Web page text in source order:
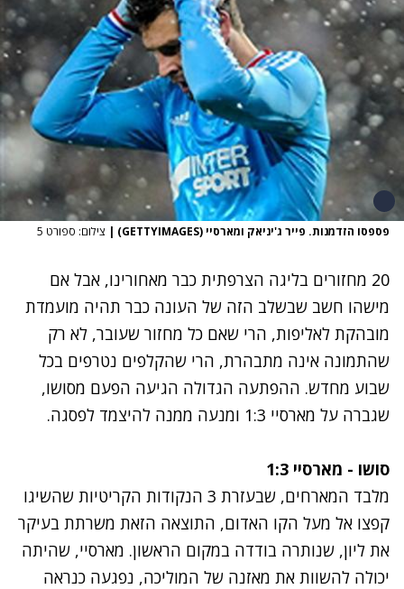
פספסו הזדמנות. פייר ג'יניאק ומארסיי (GETTYIMAGES) | צילום: ספורט 5
20 מחזורים בליגה הצרפתית כבר מאחורינו, אבל אם
מישהו חשב שבשלב הזה של העונה כבר תהיה מועמדת
מובהקת לאליפות, הרי שאם כל מחזור שעובר, לא רק
שהתמונה אינה מתבהרת, הרי שהקלפים נטרפים בכל
שבוע מחדש. ההפתעה הגדולה הגיעה הפעם מסושו,
שגברה על מארסיי 1:3 ומנעה ממנה להיצמד לפסגה.
סושו - מארסיי 1:3
מלבד המארחים, שבעזרת 3 הנקודות הקריטיות שהשיגו
קפצו אל מעל הקו האדום, התוצאה הזאת משרתת בעיקר
את ליון, שנותרה בודדה במקום הראשון. מארסיי, שהיתה
יכולה להשוות את מאזנה של המוליכה, נפגעה כנראה